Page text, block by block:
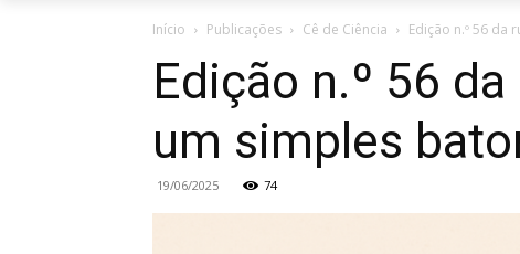
Início Publicações Cê de Ciência Edição n.º 56 da
Edição n.º 56
um simples
19/06/2025 74